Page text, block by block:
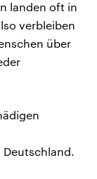
landen oft in
verbleiben
über